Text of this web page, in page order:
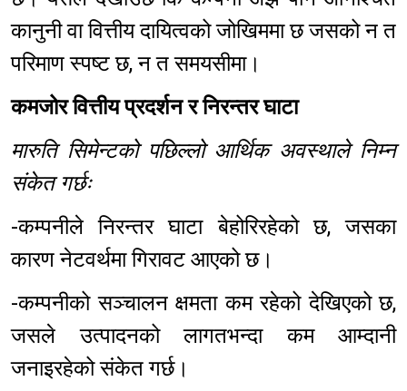
कानुनी वा वित्तीय दायित्वको जोखिममा छ जसको न त
परिमाण स्पष्ट छ, न त समयसीमा।
कमजोर वित्तीय प्रदर्शन र निरन्तर घाटा
मारुति सिमेन्टको पछिल्लो आर्थिक अवस्थाले निम्न
संकेत गर्छः
-कम्पनीले निरन्तर घाटा बेहोरिरहेको छ, जसका
कारण नेटवर्थमा गिरावट आएको छ।
-कम्पनीको सञ्चालन क्षमता कम रहेको देखिएको छ,
जसले उत्पादनको लागतभन्दा कम आम्दानी
जनाइरहेको संकेत गर्छ।